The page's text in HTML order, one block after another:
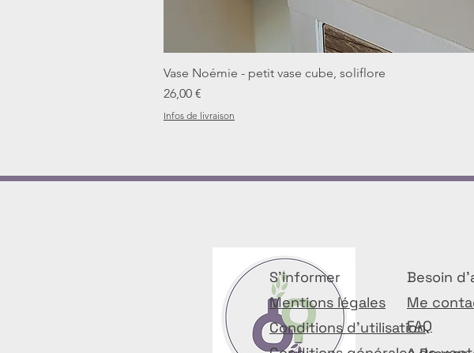
Vase Noémie - petit vase cube, soliflore
Prix
26,00 €
Infos de livraison
Besoin
Me
FAQ
S'informer
Mentions légales
Conditions d'utilisation